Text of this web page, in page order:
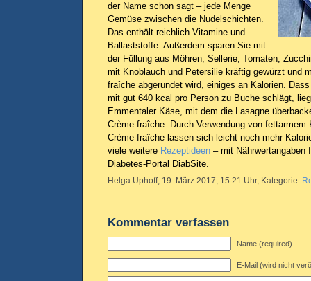
der Name schon sagt – jede Menge
Gemüse zwischen die Nudelschichten.
Das enthält reichlich Vitamine und
Ballaststoffe. Außerdem sparen Sie mit
der Füllung aus Möhren, Sellerie, Tomaten,
mit Knoblauch und Petersilie kräftig gewürzt und
fraîche abgerundet wird, einiges an Kalorien.
mit gut 640 kcal pro Person zu Buche schlägt,
Emmentaler Käse, mit dem die Lasagne
Crème fraîche. Durch Verwendung von fettarmem
Crème fraîche lassen sich leicht noch mehr
viele weitere Rezeptideen – mit Nährwertangaben
Diabetes-Portal DiabSite.
Helga Uphoff, 19. März 2017, 15.21 Uhr, Kategorie:
Kommentar verfassen
Name (required)
E-Mail (wird nicht